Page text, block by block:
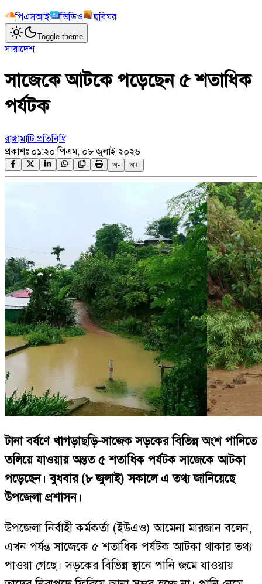
পিএসআই
ভিডিও ছবিঘর
Toggle theme
সারাদেশ
সাজেকে আটকে পড়েছেন ৫ শতাধিক
পর্যটক
রাঙ্গামাটি প্রতিনিধি
প্রকাশঃ ০১:২০ পিএম, ০৮ জুলাই ২০২৬
অ- অ+
টানা বর্ষণে খাগড়াছড়ি-সাজেক সড়কের বিভিন্ন অংশ পানিতে
তলিয়ে যাওয়ায় অন্তত ৫ শতাধিক পর্যটক সাজেকে আটকা
পড়েছেন। বুধবার (৮ জুলাই) সকালে এ তথ্য জানিয়েছে
উপজেলা প্রশাসন।
উপজেলা নির্বাহী কর্মকর্তা (ইউএও) আমেনা মারজান বলেন,
এখন পর্যন্ত সাজেকে ৫ শতাধিক পর্যটক আটকা থাকার তথ্য
পাওয়া গেছে। সড়কের বিভিন্ন স্থানে পানি জমে যাওয়ায়